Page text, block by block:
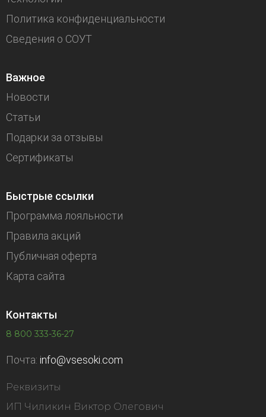
Политика конфиденциальности
Сведения о СОУТ
Важное
Новости
Статьи
Подарки за отзывы
Сертификаты
Быстрые ссылки
Программа лояльности
Правила акций
Публичная оферта
Карта сайта
Контакты
8 800 333-36-27
Почта: info@vsesoki.com
Реквизиты
ИП Чиликин Виктор Олегович